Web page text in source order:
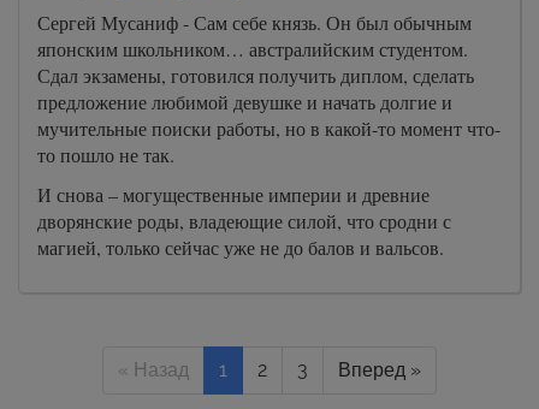
Сергей Мусаниф - Сам себе князь. Он был обычным
японским школьником… австралийским студентом.
Сдал экзамены, готовился получить диплом, сделать
предложение любимой девушке и начать долгие и
мучительные поиски работы, но в какой-то момент что-
то пошло не так.
И снова – могущественные империи и древние
дворянские роды, владеющие силой, что сродни с
магией, только сейчас уже не до балов и вальсов.
« Назад 1 2 3 Вперед »